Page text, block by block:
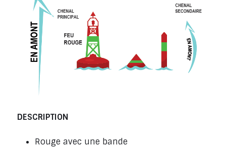
DESCRIPTION
Rouge avec une bande